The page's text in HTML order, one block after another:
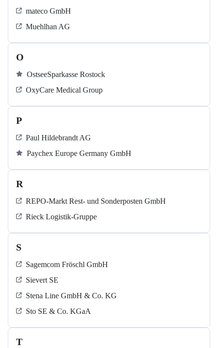
mateco GmbH
Muehlhan AG
O
OstseeSparkasse Rostock
OxyCare Medical Group
P
Paul Hildebrandt AG
Paychex Europe Germany GmbH
R
REPO-Markt Rest- und Sonderposten GmbH
Rieck Logistik-Gruppe
S
Sagemcom Fröschl GmbH
Sievert SE
Stena Line GmbH & Co. KG
Sto SE & Co. KGaA
T